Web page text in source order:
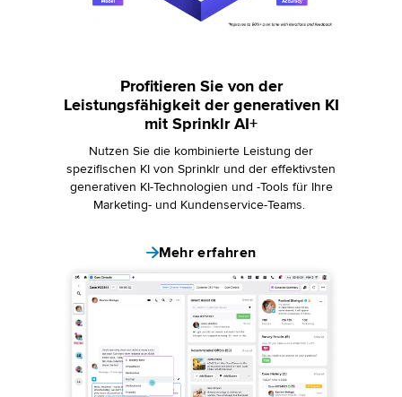
Profitieren Sie von der
Leistungsfähigkeit der generativen KI
mit Sprinklr AI+
Nutzen Sie die kombinierte Leistung der
spezifischen KI von Sprinklr und der effektivsten
generativen KI-Technologien und -Tools für Ihre
Marketing- und Kundenservice-Teams.
Mehr erfahren